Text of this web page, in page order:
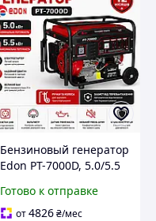
Бензиновый генератор
Edon PT-7000D, 5.0/5.5
колеса и ручки для
транспортировки
Готово к отправке
от4826₴/мес